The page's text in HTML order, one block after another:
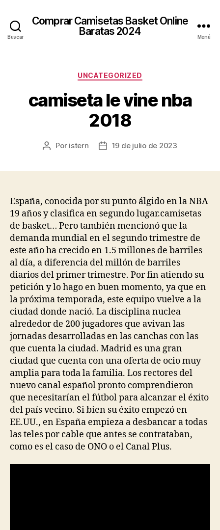
Buscar
Comprar Camisetas Basket Online
Baratas 2024
Menú
Categorías
UNCATEGORIZED
camiseta le vine nba
2018
Autor
Por istern
Fecha19 de julio de 2023
España, conocida por su punto álgido en la NBA
19 años y clasifica en segundo lugar.camisetas
de basket… Pero también mencionó que la
demanda mundial en el segundo trimestre de
este año ha crecido en 1.5 millones de barriles
al día, a diferencia del millón de barriles
diarios del primer trimestre. Por fin atiendo su
petición y lo hago en buen momento, ya que en
la próxima temporada, este equipo vuelve a la
ciudad donde nació. La disciplina nuclea
alrededor de 200 jugadores que avivan las
jornadas desarrolladas en las canchas con las
que cuenta la ciudad. Madrid es una gran
ciudad que cuenta con una oferta de ocio muy
amplia para toda la familia. Los rectores del
nuevo canal español pronto comprendieron
que necesitarían el fútbol para alcanzar el éxito
del país vecino. Si bien su éxito empezó en
EE.UU., en España empieza a desbancar a todas
las teles por cable que antes se contrataban,
como es el caso de ONO o el Canal Plus.